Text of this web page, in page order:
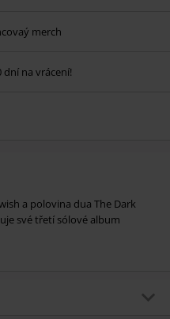
merch
na vrácení!
a polovina dua The Dark
své třetí sólové album